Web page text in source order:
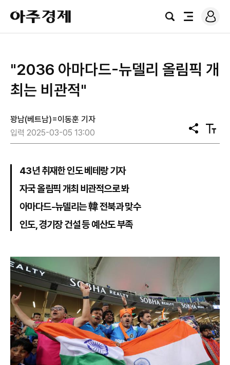
아
주
경
검
전
로
그
"2036 아마다드-뉴델리 올림픽 개
최는 비관적"
꽝남(베트남)=이동훈 기자
입력 2025-03-05 13:00
공
유
텍
스
43년 취재한 인도 베테랑 기자
자국 올림픽 개최 비관적으로 봐
아마다드-뉴델리는 韓 전북과 맞수
인도, 경기장 건설 등 예산도 부족